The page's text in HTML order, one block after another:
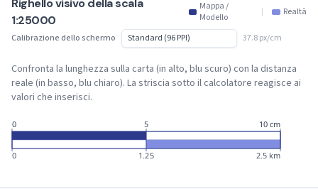
Righello visivo della scala
1:25000
Mappa /
Modello
| Realtà
Calibrazione dello schermo 37.8 px/cm
Confronta la lunghezza sulla carta (in alto, blu scuro) con la distanza
reale (in basso, blu chiaro). La striscia sotto il calcolatore reagisce ai
valori che inserisci.
0
0
5
1.25
10 cm
2.5 km